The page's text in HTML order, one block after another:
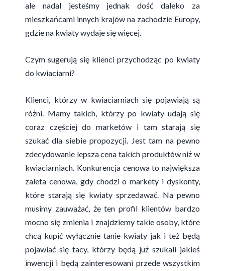
ale nadal jesteśmy jednak dość daleko za
mieszkańcami innych krajów na zachodzie Europy,
gdzie na kwiaty wydaje się więcej.
Czym sugerują się klienci przychodząc po kwiaty
do kwiaciarni?
Klienci, którzy w kwiaciarniach się pojawiają są
różni. Mamy takich, którzy po kwiaty udają się
coraz częściej do marketów i tam starają się
szukać dla siebie propozycji. Jest tam na pewno
zdecydowanie lepsza cena takich produktów niż w
kwiaciarniach. Konkurencja cenowa to największa
zaleta cenowa, gdy chodzi o markety i dyskonty,
które starają się kwiaty sprzedawać. Na pewno
musimy zauważać, że ten profil klientów bardzo
mocno się zmienia i znajdziemy takie osoby, które
chcą kupić wyłącznie tanie kwiaty jak i też będą
pojawiać się tacy, którzy będą już szukali jakieś
inwencji i będą zainteresowani przede wszystkim